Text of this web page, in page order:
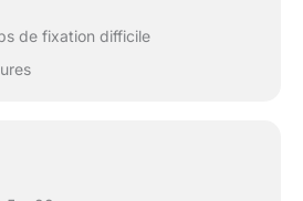
de fixation difficile